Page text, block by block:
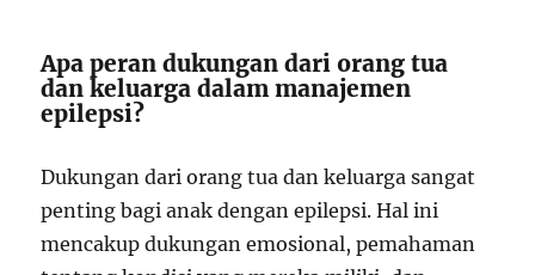
Apa peran dukungan dari orang tua
dan keluarga dalam manajemen
epilepsi?
Dukungan dari orang tua dan keluarga sangat
penting bagi anak dengan epilepsi. Hal ini
mencakup dukungan emosional, pemahaman